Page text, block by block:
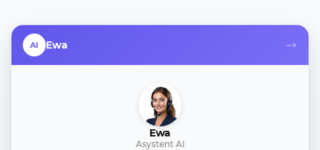
AI Ewa –×
Ewa
Asystent AI